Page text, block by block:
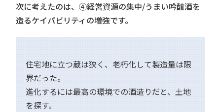
次に考えたのは、④経営資源の集中/うまい吟醸酒を
造るケイパビリティの増強です。
住宅地に立つ蔵は狭く、老朽化して製造量は限
界だった。
進化するには最高の環境での酒造りだと、土地
を探す。